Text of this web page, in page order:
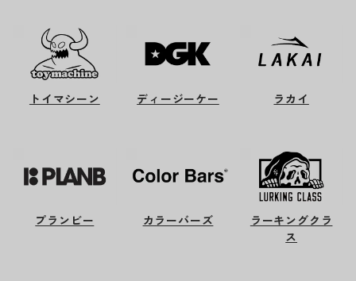
トイマシーン ディージーケー ラカイ
プランビー カラーバーズ
ラーキングクラ
ス